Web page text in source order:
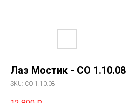
Лаз Мостик - СО 1.10.08
SKU: СО 1.10.08